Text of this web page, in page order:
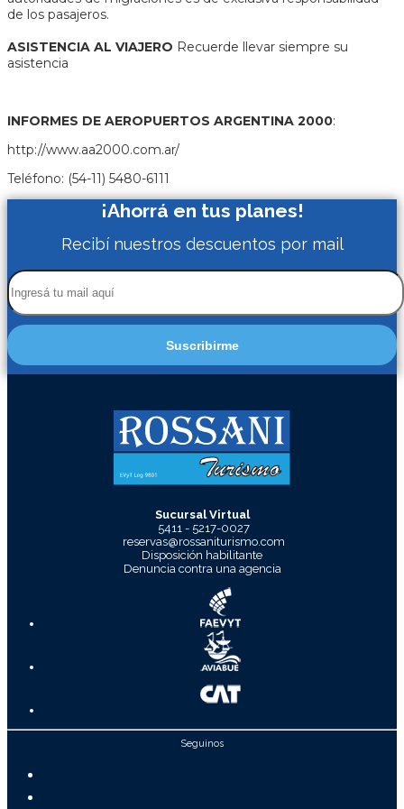
de los pasajeros.
ASISTENCIA AL VIAJERO Recuerde llevar siempre su
asistencia
INFORMES DE AEROPUERTOS ARGENTINA 2000:
http://www.aa2000.com.ar/
Teléfono: (54-11) 5480-6111
¡Ahorrá en tus planes!
Recibí nuestros descuentos por mail
Suscribirme
Sucursal Virtual
5411 - 5217-0027
reservas@rossaniturismo.com
Disposición habilitante
Denuncia contra una agencia
Seguinos